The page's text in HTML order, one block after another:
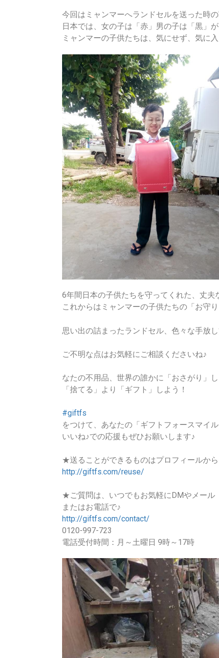
今回はミャンマーへランドセルを送った時
日本では、女の子は「赤」男の子は「黒」
ミャンマーの子供たちは、気にせず、気に
6年間日本の子供たちを守ってくれた、丈夫
これからはミャンマーの子供たちの「お守
思い出の詰まったランドセル、色々な手放
ご不明な点はお気軽にご相談くださいね♪
なたの不用品、世界の誰かに「おさがり」
「捨てる」より「ギフト」しよう！
#giftfs
をつけて、あなたの「ギフトフォースマイ
いいね♪での応援もぜひお願いします♪
★送ることができるものはプロフィールか
http://giftfs.com/reuse/
★ご質問は、いつでもお気軽にDMやメール
またはお電話で♪
http://giftfs.com/contact/
0120-997-723
電話受付時間：月～土曜日 9時～17時